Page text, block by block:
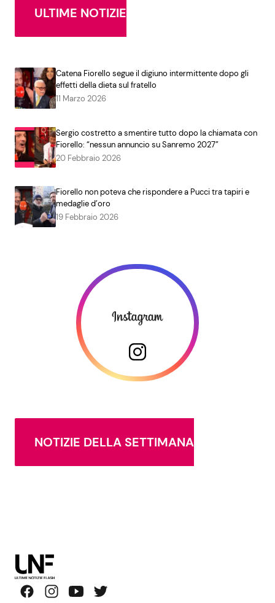
ULTIME NOTIZIE
Catena Fiorello segue il digiuno intermittente dopo gli
effetti della dieta sul fratello
11 Marzo 2026
Sergio costretto a smentire tutto dopo la chiamata con
Fiorello: “nessun annuncio su Sanremo 2027”
20 Febbraio 2026
Fiorello non poteva che rispondere a Pucci tra tapiri e
medaglie d’oro
19 Febbraio 2026
NOTIZIE DELLA SETTIMANA